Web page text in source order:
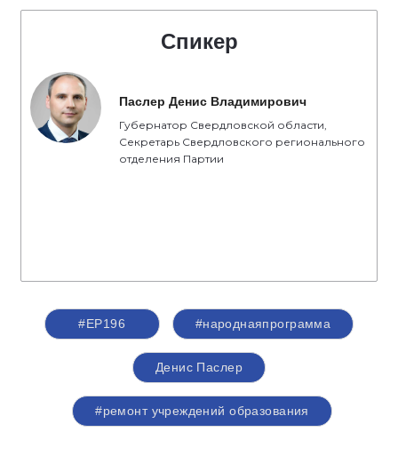
Спикер
Паслер Денис Владимирович
Губернатор Свердловской области,
Секретарь Свердловского регионального
отделения Партии
#ЕР196 #народнаяпрограмма
Денис Паслер
#ремонт учреждений образования